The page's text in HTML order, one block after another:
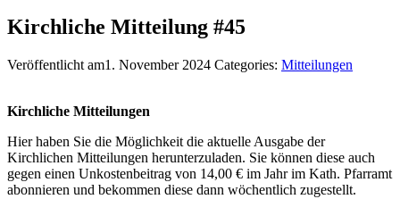
Kirchliche Mitteilung #45
Veröffentlicht am1. November 2024 Categories: Mitteilungen
Kirchliche Mitteilungen
Hier haben Sie die Möglichkeit die aktuelle Ausgabe der
Kirchlichen Mitteilungen herunterzuladen. Sie können diese auch
gegen einen Unkostenbeitrag von 14,00 € im Jahr im Kath. Pfarramt
abonnieren und bekommen diese dann wöchentlich zugestellt.